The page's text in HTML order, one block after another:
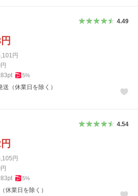
4.49
円
円
円
pt 5%
（休業日を除く）
4.54
円
円
円
pt 5%
休業日を除く）